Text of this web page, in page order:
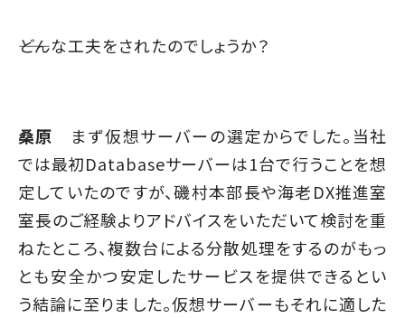
――どんな工夫をされたのでしょうか？
桑原 まず仮想サーバーの選定からでした。当社
では最初Databaseサーバーは1台で行うことを想
定していたのですが、磯村本部長や海老DX推進室
室長のご経験よりアドバイスをいただいて検討を重
ねたところ、複数台による分散処理をするのがもっ
とも安全かつ安定したサービスを提供できるとい
う結論に至りました。仮想サーバーもそれに適した